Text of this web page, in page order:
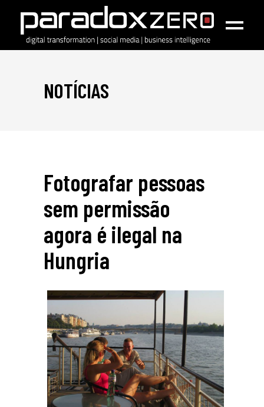
NOTÍCIAS
Fotografar pessoas
sem permissão
agora é ilegal na
Hungria